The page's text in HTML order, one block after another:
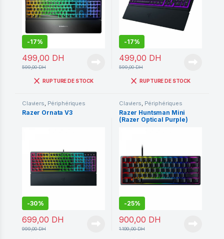
-17%
499,00 DH
599,00DH
RUPTURE DE STOCK
-17%
499,00 DH
599,00DH
RUPTURE DE STOCK
Claviers Périphériques
Razer Ornata V3
-30%
699,00 DH
999,00DH
Claviers Périphériques
Razer Huntsman Mini
(Razer Optical Purple)
-25%
900,00 DH
1.199,00DH